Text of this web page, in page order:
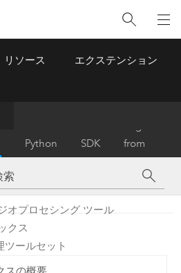
リソース エクステンション
Python SDK
from
ArcMap
オプロセシング ツール
クス
ツールセット